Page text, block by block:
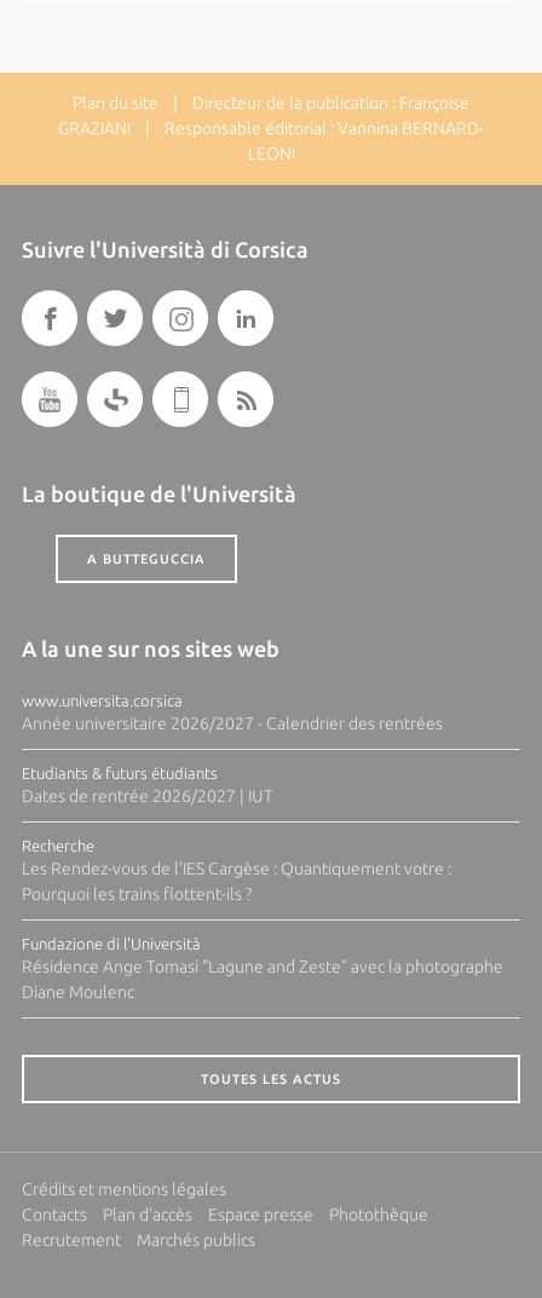
Plan du site | Directeur de la publication : Françoise
GRAZIANI | Responsable éditorial : Vannina BERNARD-
LEONI
Suivre l'Università di Corsica
La boutique de l'Università
A BUTTEGUCCIA
A la une sur nos sites web
www.universita.corsica
Année universitaire 2026/2027 - Calendrier des rentrées
Etudiants & futurs étudiants
Dates de rentrée 2026/2027 | IUT
Recherche
Les Rendez-vous de l'IES Cargèse : Quantiquement votre :
Pourquoi les trains flottent-ils ?
Fundazione di l'Università
Résidence Ange Tomasi "Lagune and Zeste" avec la photographe
Diane Moulenc
TOUTES LES ACTUS
Crédits et mentions légales
Contacts
Plan d'accès Espace presse
Photothèque
Recrutement
Marchés publics